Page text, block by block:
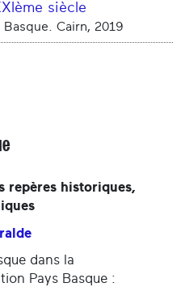
siècle
Cairn, 2019
repères historiques,
dans la
Pays Basque :